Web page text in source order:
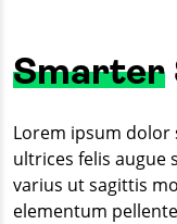
Smarter
Lorem ipsum dolor
ultrices felis augue
varius ut sagittis
elementum